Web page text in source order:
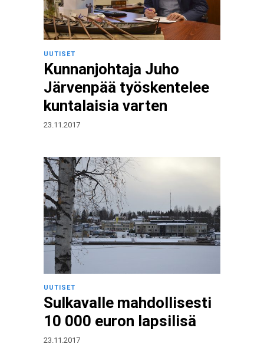
UUTISET
Kunnanjohtaja Juho
Järvenpää työskentelee
kuntalaisia varten
23.11.2017
UUTISET
Sulkavalle mahdollisesti
10 000 euron lapsilisä
23.11.2017